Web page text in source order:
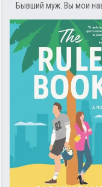
Бывший муж. Вы мои